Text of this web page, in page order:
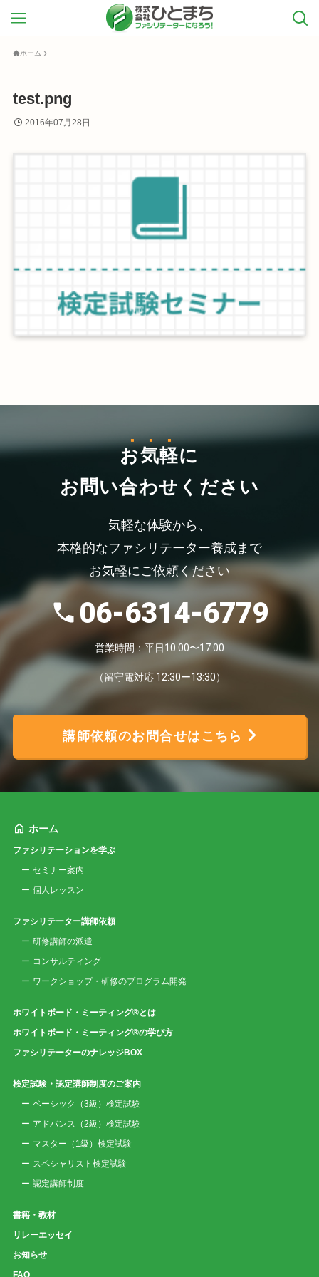
ホーム
test.png
2016年07月28日
お気軽に
お問い合わせください
気軽な体験から、
本格的なファシリテーター養成まで
お気軽にご依頼ください
06-6314-6779
営業時間：平日10:00〜17:00
（留守電対応 12:30ー13:30）
講師依頼のお問合せはこちら
ホーム
ファシリテーションを学ぶ
セミナー案内
個人レッスン
ファシリテーター講師依頼
研修講師の派遣
コンサルティング
ワークショップ・研修のプログラム開発
ホワイトボード・ミーティング®とは
ホワイトボード・ミーティング®の学び方
ファシリテーターのナレッジBOX
検定試験・認定講師制度のご案内
ベーシック（3級）検定試験
アドバンス（2級）検定試験
マスター（1級）検定試験
スペシャリスト検定試験
認定講師制度
書籍・教材
リレーエッセイ
お知らせ
FAQ